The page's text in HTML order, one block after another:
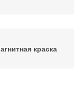
краска